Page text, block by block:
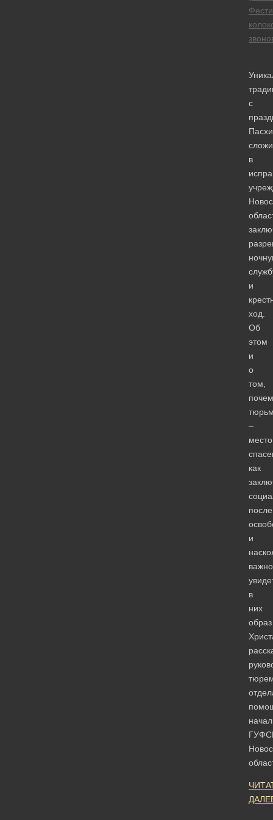
с
Пасхи
в
и
ход.
Об
этом
и
о
том,
–
место
как
после
и
важно
в
них
образ